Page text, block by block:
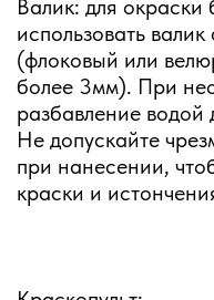
Валик: для
использовать
(флоковый или
более 3мм). При
разбавление
Не допускайте
при нанесении,
краски и